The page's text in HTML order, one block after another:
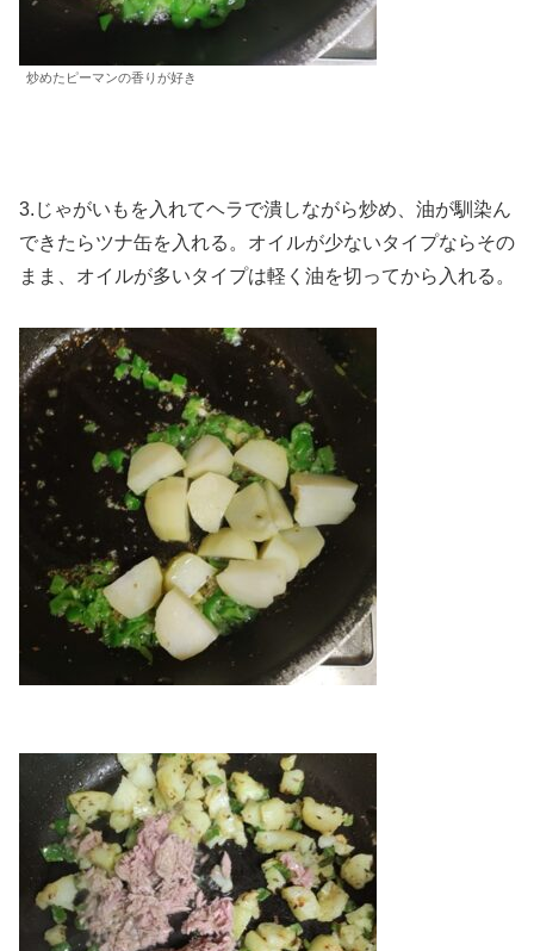
炒めたピーマンの香りが好き
3.じゃがいもを入れてヘラで潰しながら炒め、油が馴染ん
できたらツナ缶を入れる。オイルが少ないタイプならその
まま、オイルが多いタイプは軽く油を切ってから入れる。